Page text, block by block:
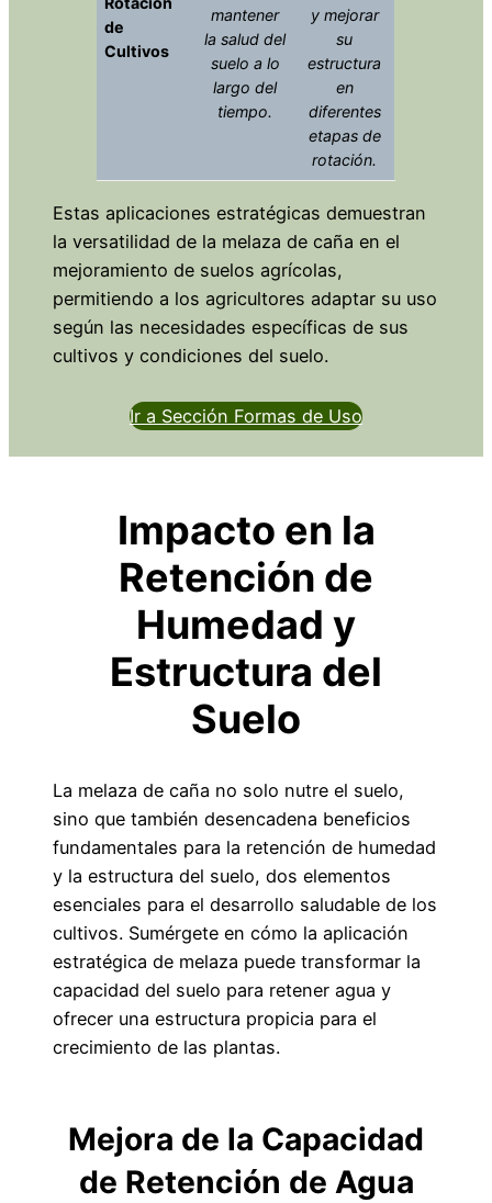
de
Cultivos
mantener
la salud del
suelo a lo
largo del
tiempo.
y mejorar
su
estructura
en
diferentes
etapas de
rotación.
Estas aplicaciones estratégicas demuestran
la versatilidad de la melaza de caña en el
mejoramiento de suelos agrícolas,
permitiendo a los agricultores adaptar su uso
según las necesidades específicas de sus
cultivos y condiciones del suelo.
Ir a Sección Formas de Uso
Impacto en la
Retención de
Humedad y
Estructura del
Suelo
La melaza de caña no solo nutre el suelo,
sino que también desencadena beneficios
fundamentales para la retención de humedad
y la estructura del suelo, dos elementos
esenciales para el desarrollo saludable de los
cultivos. Sumérgete en cómo la aplicación
estratégica de melaza puede transformar la
capacidad del suelo para retener agua y
ofrecer una estructura propicia para el
crecimiento de las plantas.
Mejora de la Capacidad
de Retención de Agua